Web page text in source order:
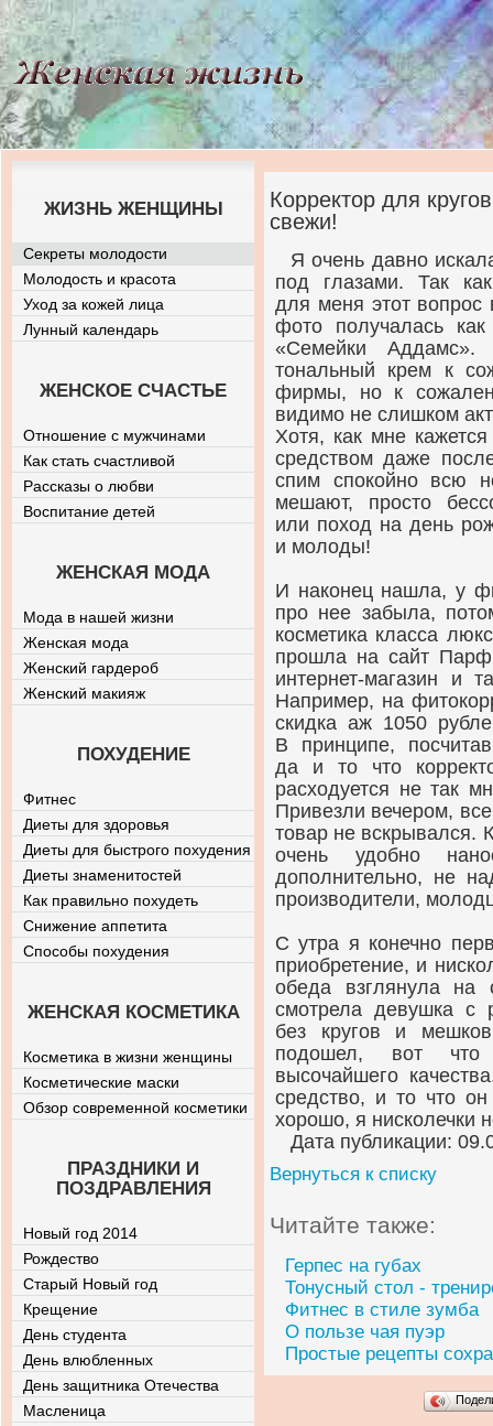
Корректор для
свежи!
Я очень давно
под глазами. Так
для меня этот вопрос
фото получалась
«Семейки
тональный крем к
фирмы, но к
видимо не слишком
Хотя, как мне
средством даже
спим спокойно всю
мешают, просто
или поход на день
и молоды!
И наконец нашла, у
про нее забыла,
косметика класса
прошла на сайт
интернет-магазин и
Например, на
скидка аж 1050
В принципе,
да и то что
расходуется не так
Привезли вечером,
товар не вскрывался.
очень удобно
дополнительно, не
производители,
С утра я конечно
приобретение, и
обеда взглянула
смотрела девушка с
без кругов и
подошел, вот что
высочайшего
средство, и то что
хорошо, я нисколечки
Дата публикации:
Вернуться к списку
Читайте также:
Герпес на губах
Тонусный стол -
Фитнес в стиле зумба
О пользе чая пуэр
Простые рецепты
ЖИЗНЬ ЖЕНЩИНЫ
Секреты молодости
Молодость и красота
Уход за кожей лица
Лунный календарь
ЖЕНСКОЕ СЧАСТЬЕ
Отношение с мужчинами
Как стать счастливой
Рассказы о любви
Воспитание детей
ЖЕНСКАЯ МОДА
Мода в нашей жизни
Женская мода
Женский гардероб
Женский макияж
ПОХУДЕНИЕ
Фитнес
Диеты для здоровья
Диеты для быстрого похудения
Диеты знаменитостей
Как правильно похудеть
Снижение аппетита
Способы похудения
ЖЕНСКАЯ КОСМЕТИКА
Косметика в жизни женщины
Косметические маски
Обзор современной косметики
ПРАЗДНИКИ И
ПОЗДРАВЛЕНИЯ
Новый год 2014
Рождество
Старый Новый год
Крещение
День студента
День влюбленных
День защитника Отечества
Масленица